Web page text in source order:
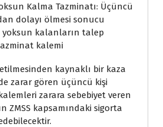
Kalma Tazminatı: Üçüncü
dolayı ölmesi sonucu
yoksun kalanların talep
kalemi
kaynaklı bir kaza
zarar gören üçüncü kişi
zarara sebebiyet veren
ZMSS kapsamındaki sigorta